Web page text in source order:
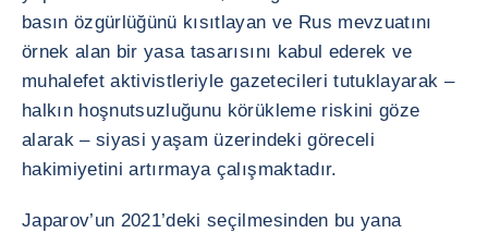
basın özgürlüğünü kısıtlayan ve Rus mevzuatını
örnek alan bir yasa tasarısını kabul ederek ve
muhalefet aktivistleriyle gazetecileri tutuklayarak –
halkın hoşnutsuzluğunu körükleme riskini göze
alarak – siyasi yaşam üzerindeki göreceli
hakimiyetini artırmaya çalışmaktadır.
Japarov’un 2021’deki seçilmesinden bu yana